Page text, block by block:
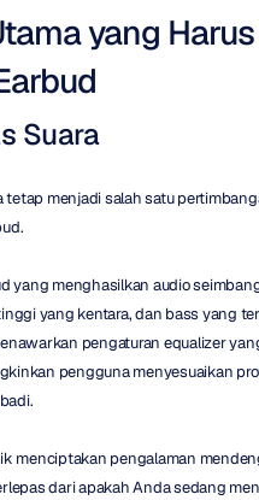
yang
Suara
tetap menjadi salah satu
yang menghasilkan audio
yang kentara, dan bass yang
pengaturan equalizer
pengguna menyesuaikan
menciptakan pengalaman
dari apakah Anda sedang